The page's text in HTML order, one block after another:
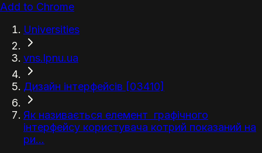
Add to Chrome
Universities
vns.lpnu.ua
Дизайн інтерфейсів [03410]
Як називається елемент графічного
інтерфейсу користувача котрий показаний на
ри...